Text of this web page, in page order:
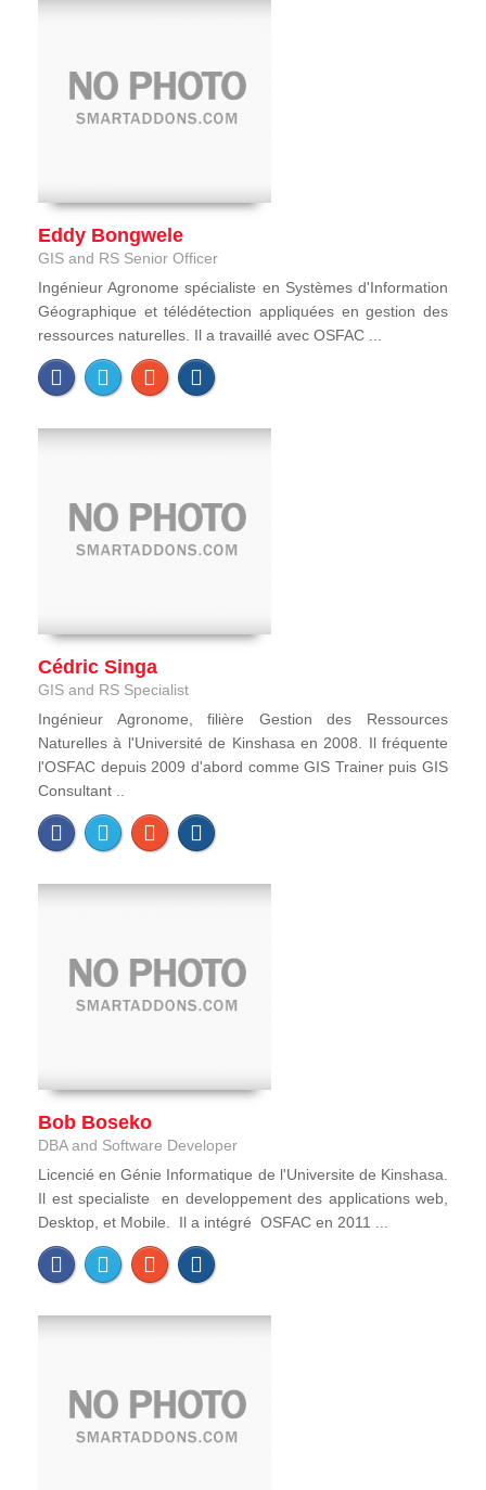
Eddy Bongwele
GIS and RS Senior Officer
Ingénieur Agronome spécialiste en Systèmes d'Information
Géographique et télédétection appliquées en gestion des
ressources naturelles. Il a travaillé avec OSFAC ...
Cédric Singa
GIS and RS Specialist
Ingénieur Agronome, filière Gestion des Ressources
Naturelles à l'Université de Kinshasa en 2008. Il fréquente
l'OSFAC depuis 2009 d'abord comme GIS Trainer puis GIS
Consultant ..
Bob Boseko
DBA and Software Developer
Licencié en Génie Informatique de l'Universite de Kinshasa.
Il est specialiste en developpement des applications web,
Desktop, et Mobile. Il a intégré OSFAC en 2011 ...